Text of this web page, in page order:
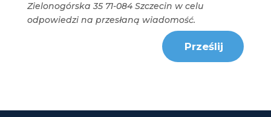
Zielonogórska 35 71-084 Szczecin w celu
odpowiedzi na przesłaną wiadomość.
Prześlij